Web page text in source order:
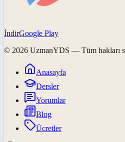
İndirGoogle Play
© 2026 UzmanYDS — Tüm hakları
Anasayfa
Dersler
Yorumlar
Blog
Ücretler